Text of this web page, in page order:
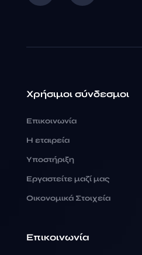
Χρήσιμοι σύνδεσμοι
Επικοινωνία
Η εταιρεία
Υποστήριξη
Εργαστείτε μαζί μας
Οικονομικά Στοιχεία
Επικοινωνία